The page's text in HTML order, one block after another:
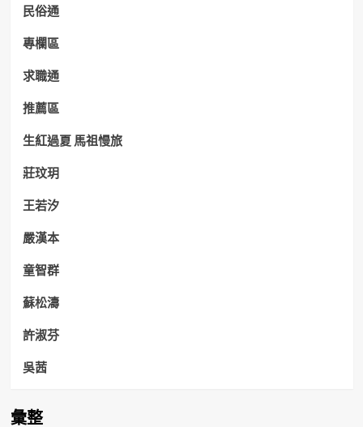
民俗通
專欄區
求職通
推薦區
生紅過夏 馬祖慢旅
莊玟玥
王若汐
嚴漢本
童智群
蘇松濤
許淑芬
吳茜
彙整